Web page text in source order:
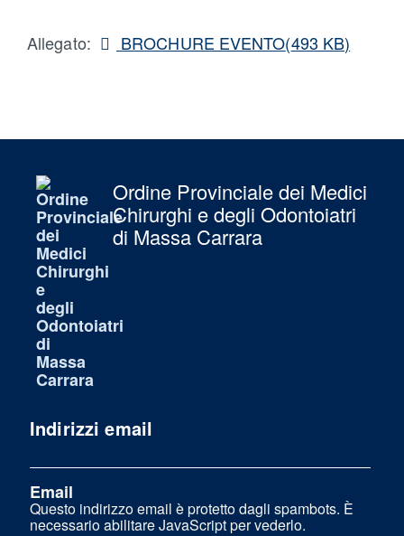
Allegato: pdf
BROCHURE EVENTO(493 KB)
Ordine Provinciale dei Medici
Chirurghi e degli Odontoiatri
di Massa Carrara
Indirizzi email
Email
Questo indirizzo email è protetto dagli spambots. È
necessario abilitare JavaScript per vederlo.